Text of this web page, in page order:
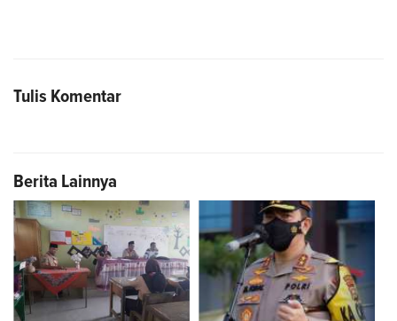
Tulis Komentar
Berita Lainnya